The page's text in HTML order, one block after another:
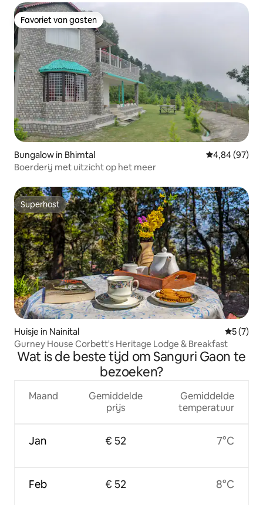
Favoriet van gasten
Favoriet van gasten
Bungalow in Bhimtal Gemiddelde
4,84 (97)
Boerderij met uitzicht op het meer
Superhost
Superhost
Huisje in Nainital
5 (7)
Gurney House Corbett's Heritage Lodge & Breakfast
Wat is de beste tijd om Sanguri Gaon te
bezoeken?
Maand
Jan
Feb
Gemiddelde
prijs
€ 52
€ 52
Gemiddelde
temperatuur
7°C
8°C